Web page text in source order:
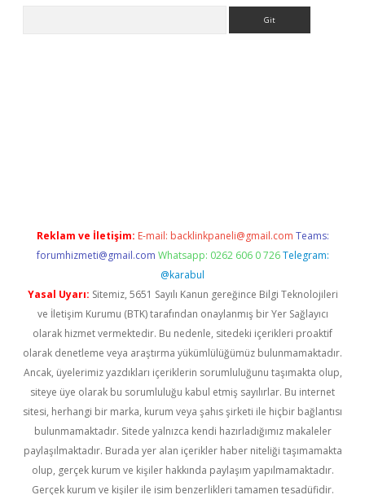
Reklam ve İletişim: E-mail: backlinkpaneli@gmail.com Teams:
forumhizmeti@gmail.com Whatsapp: 0262 606 0 726 Telegram:
@karabul
Yasal Uyarı: Sitemiz, 5651 Sayılı Kanun gereğince Bilgi Teknolojileri
ve İletişim Kurumu (BTK) tarafından onaylanmış bir Yer Sağlayıcı
olarak hizmet vermektedir. Bu nedenle, sitedeki içerikleri proaktif
olarak denetleme veya araştırma yükümlülüğümüz bulunmamaktadır.
Ancak, üyelerimiz yazdıkları içeriklerin sorumluluğunu taşımakta olup,
siteye üye olarak bu sorumluluğu kabul etmiş sayılırlar. Bu internet
sitesi, herhangi bir marka, kurum veya şahıs şirketi ile hiçbir bağlantısı
bulunmamaktadır. Sitede yalnızca kendi hazırladığımız makaleler
paylaşılmaktadır. Burada yer alan içerikler haber niteliği taşımamakta
olup, gerçek kurum ve kişiler hakkında paylaşım yapılmamaktadır.
Gerçek kurum ve kişiler ile isim benzerlikleri tamamen tesadüfidir.